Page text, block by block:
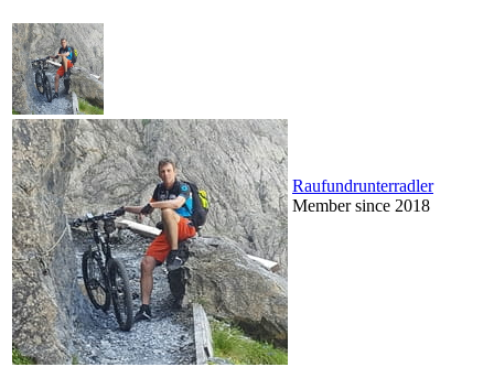
Raufundrunterradler
Member since 2018